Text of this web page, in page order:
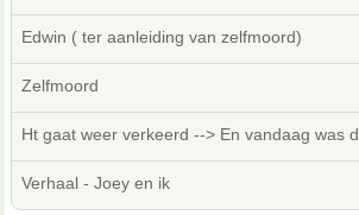
Edwin ( ter aanleiding van zelfmoord)
Zelfmoord
Ht gaat weer verkeerd --> En vandaag was
Verhaal - Joey en ik